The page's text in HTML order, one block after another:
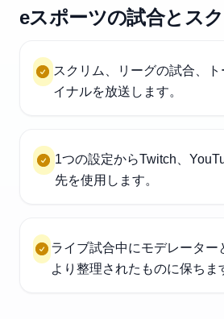
eスポーツの試合とス
スクリム、リーグの試合、
イナルを放送します。
1つの設定からTwitch、
先を使用します。
ライブ試合中にモデレーター
より整理されたものに保ちま